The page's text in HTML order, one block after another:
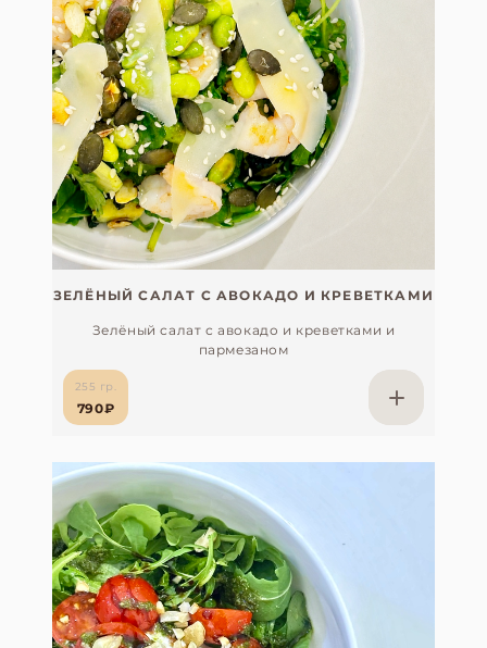
ЗЕЛЁНЫЙ САЛАТ С АВОКАДО И КРЕВЕТКАМИ
Зелёный салат с авокадо и креветками и
пармезаном
255 гр.
790₽